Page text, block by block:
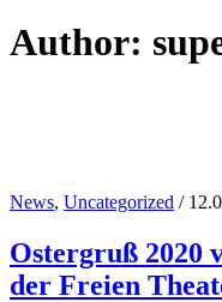
Author:
News, Uncategorized /
Ostergruß 2020
der Freien